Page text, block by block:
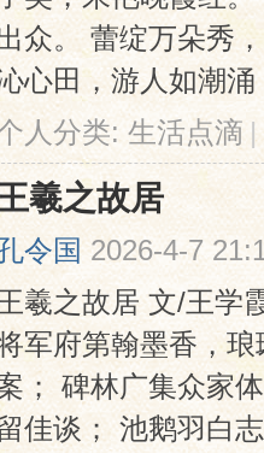
众。 蕾绽万朵秀
心田，游人如潮
人分类: 生活点滴 |
羲之故居
令国 2026-4-7
羲之故居 文/王学
军府第翰墨香，
； 碑林广集众家
佳谈； 池鹅羽白